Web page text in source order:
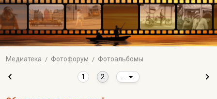
Медиатека Фотофорум Фотоальбомы
1 2